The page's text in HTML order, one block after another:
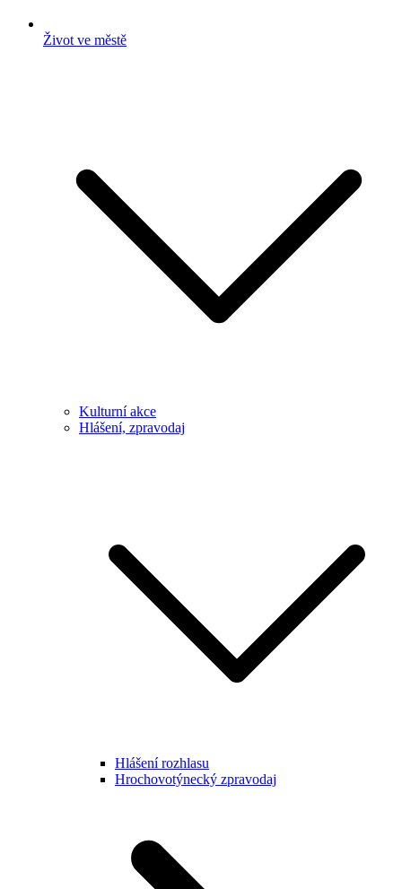
Život ve městě
Kulturní akce
Hlášení, zpravodaj
Hlášení rozhlasu
Hrochovotýnecký zpravodaj